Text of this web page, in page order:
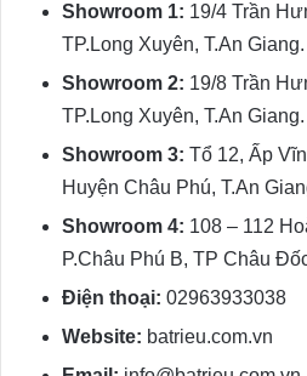
Showroom 1: 19/4 Trần
TP.Long Xuyên, T.An Giang.
Showroom 2: 19/8 Trần
TP.Long Xuyên, T.An Giang.
Showroom 3: Tổ 12, Ấp
Huyện Châu Phú, T.An
Showroom 4: 108 – 112
P.Châu Phú B, TP Châu
Điện thoại: 02963933038
Website: batrieu.com.vn